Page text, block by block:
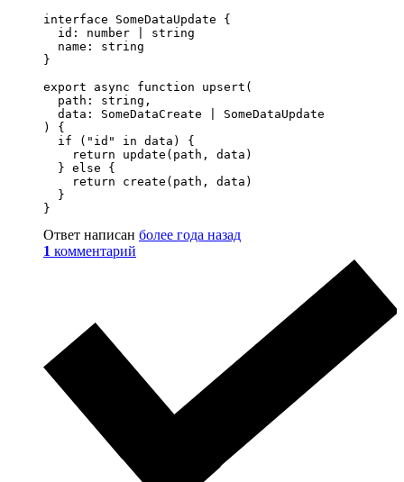
interface SomeDataUpdate {
  id: number | string
  name: string
}
export async function upsert(
  path: string,
  data: SomeDataCreate | SomeDataUpdate
) {
  if ("id" in data) {
    return update(path, data)
  } else {
    return create(path, data)
  }
}
Ответ написан более года назад
1 комментарий